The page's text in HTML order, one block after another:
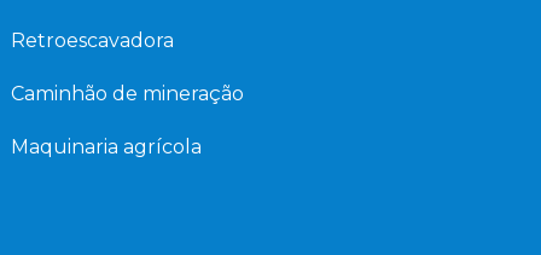
Retroescavadora
Caminhão de mineração
Maquinaria agrícola